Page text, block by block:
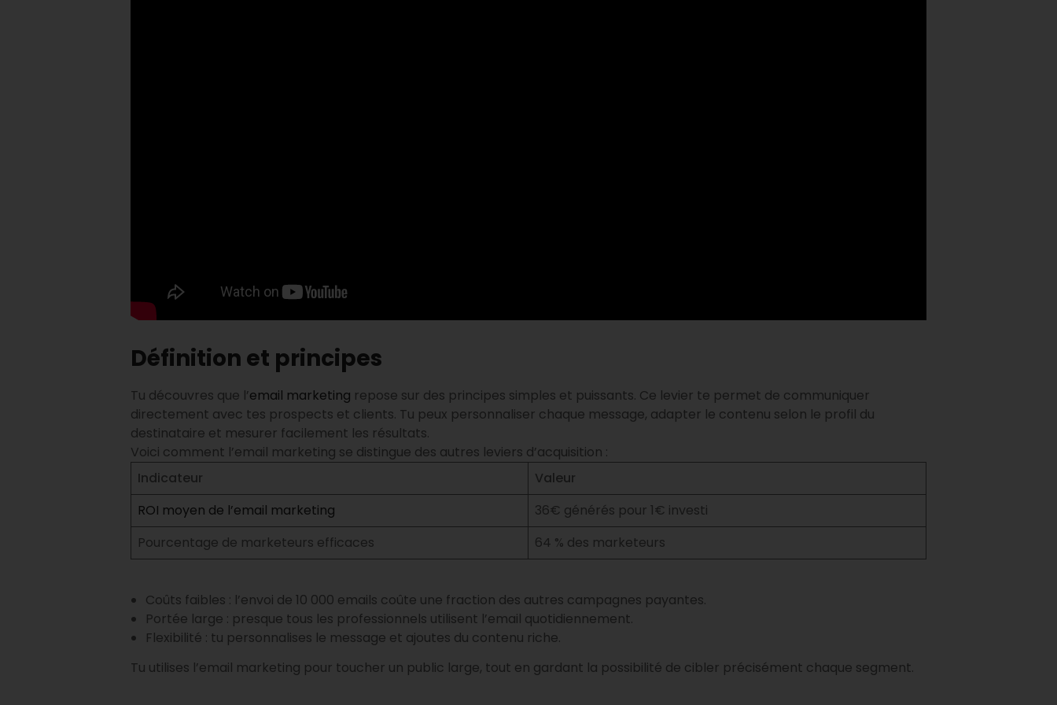
Définition et principes
Tu découvres que l’email marketing repose sur des principes simples et puissants. Ce levier te permet de communiquer
directement avec tes prospects et clients. Tu peux personnaliser chaque message, adapter le contenu selon le profil du
destinataire et mesurer facilement les résultats.
Voici comment l’email marketing se distingue des autres leviers d’acquisition :
Indicateur
Valeur
ROI moyen de l’email marketing
36€ générés pour 1€ investi
Pourcentage de marketeurs efficaces
64 % des marketeurs
Coûts faibles : l’envoi de 10 000 emails coûte une fraction des autres campagnes payantes.
Portée large : presque tous les professionnels utilisent l’email quotidiennement.
Flexibilité : tu personnalises le message et ajoutes du contenu riche.
Tu utilises l’email marketing pour toucher un public large, tout en gardant la possibilité de cibler précisément chaque segment.